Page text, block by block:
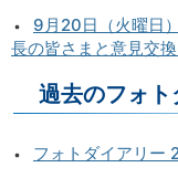
9月20日（火曜日
長の皆さまと意見交
過去のフォト
フォトダイアリー